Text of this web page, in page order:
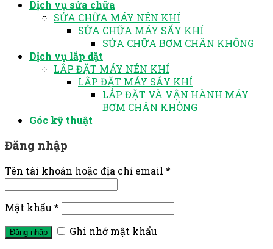
Dịch vụ sửa chữa
SỬA CHỮA MÁY NÉN KHÍ
SỬA CHỮA MÁY SẤY KHÍ
SỬA CHỮA BƠM CHÂN KHÔNG
Dịch vụ lắp đặt
LẮP ĐẶT MÁY NÉN KHÍ
LẮP ĐẶT MÁY SẤY KHÍ
LẮP ĐẶT VÀ VẬN HÀNH MÁY
BƠM CHÂN KHÔNG
Góc kỹ thuật
Đăng nhập
Tên tài khoản hoặc địa chỉ email *
Mật khẩu *
Đăng nhập
Ghi nhớ mật khẩu